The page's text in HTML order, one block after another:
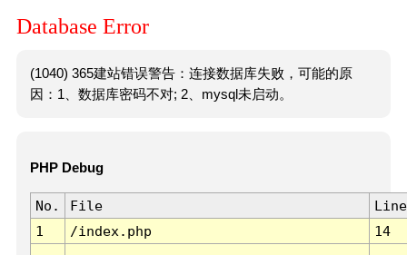
Database Error
(1040) 365建站错误警告：连接数据库失败，可能的原
因：1、数据库密码不对; 2、mysql未启动。
PHP Debug
No. File
Line
1
/index.php 14